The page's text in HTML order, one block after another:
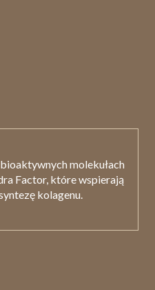
molekułach
Factor, które wspierają
kolagenu.